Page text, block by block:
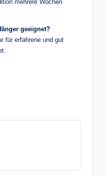
mehrere Wochen
geeignet?
für erfahrene und gut